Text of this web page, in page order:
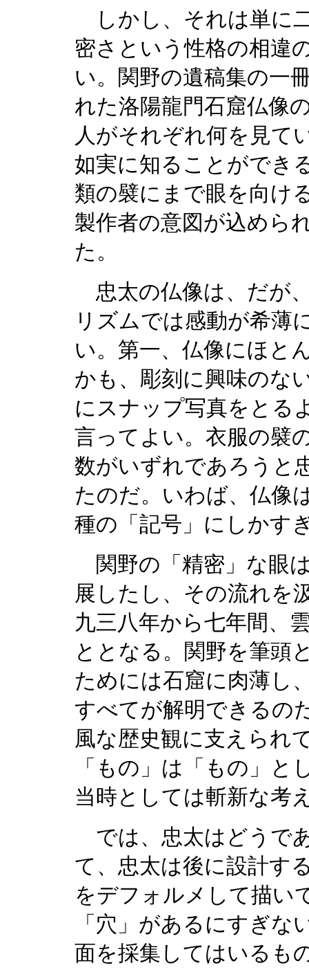
しかし、それは単に
密さという性格の相違
い。関野の遺稿集の一
れた洛陽龍門石窟仏像
人がそれぞれ何を見て
如実に知ることができ
類の襞にまで眼を向け
製作者の意図が込めら
た。
忠太の仏像は、だが
リズムでは感動が希薄
い。第一、仏像にほと
かも、彫刻に興味のな
にスナップ写真をとる
言ってよい。衣服の襞
数がいずれであろうと
たのだ。いわば、仏像
種の「記号」にしかす
関野の「精密」な眼
展したし、その流れを
九三八年から七年間、
ととなる。関野を筆頭
ためには石窟に肉薄し
すべてが解明できるの
風な歴史観に支えられ
「もの」は「もの」
当時としては斬新な考
では、忠太はどうで
て、忠太は後に設計す
をデフォルメして描い
「穴」があるにすぎな
面を採集してはいるも